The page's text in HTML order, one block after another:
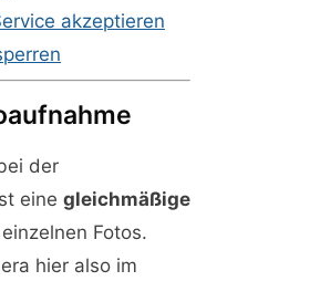
akzeptieren
der
eine gleichmäßige
Fotos.
hier also im